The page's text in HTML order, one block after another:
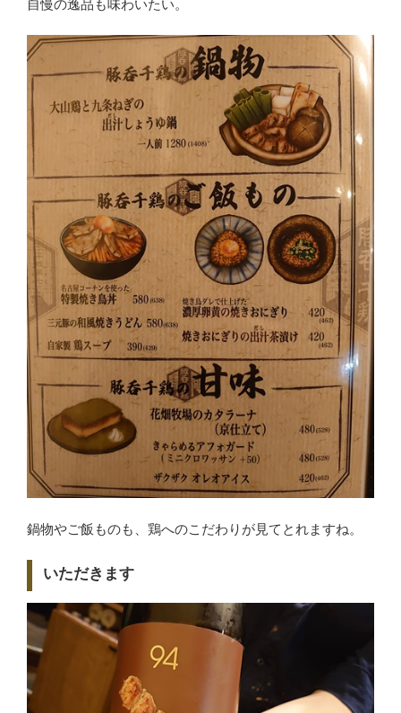
自慢の逸品も味わいたい。
鍋物やご飯ものも、鶏へのこだわりが見てとれますね。
いただきます